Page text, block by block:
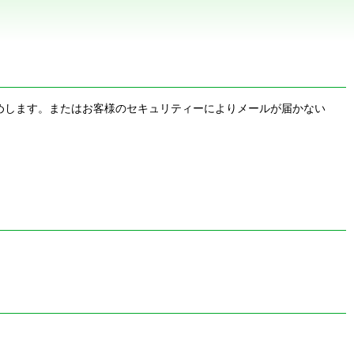
ます。またはお客様のセキュリティーによりメールが届かない